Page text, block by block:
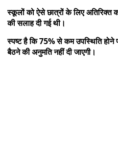
स्कूलों को ऐसे छात्रों के लिए अतिरिक्त
की सलाह दी गई थी।
स्पष्ट है कि 75% से कम उपस्थिति होने पर
बैठने की अनुमति नहीं दी जाएगी।